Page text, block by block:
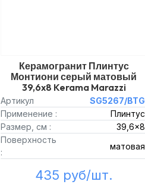
Керамогранит Плинтус
Монтиони серый матовый
39,6x8 Kerama Marazzi
Артикул
SG5267/BTG
Применение :
Плинтус
Размер, см :
39,6x8
Поверхность
:
матовая
435 руб/шт.